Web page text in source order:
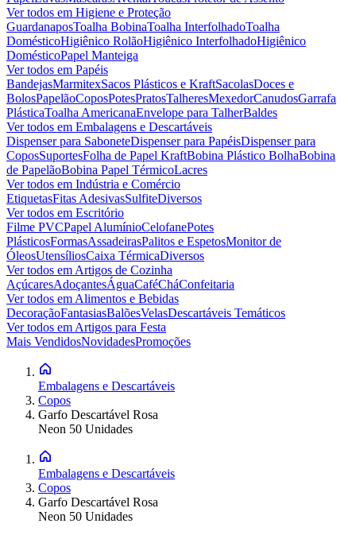
Ver todos em Higiene e Proteção
GuardanaposToalha BobinaToalha InterfolhadoToalha
DomésticoHigiênico RolãoHigiênico InterfolhadoHigiênico
DomésticoPapel Manteiga
Ver todos em Papéis
BandejasMarmitexSacos Plásticos e KraftSacolasDoces e
BolosPapelãoCoposPotesPratosTalheresMexedorCanudosGarrafa
PlásticaToalha AmericanaEnvelope para TalherBaldes
Ver todos em Embalagens e Descartáveis
Dispenser para SaboneteDispenser para PapéisDispenser para
CoposSuportesFolha de Papel KraftBobina Plástico BolhaBobina
de PapelãoBobina Papel TérmicoLacres
Ver todos em Indústria e Comércio
EtiquetasFitas AdesivasSulfiteDiversos
Ver todos em Escritório
Filme PVCPapel AlumínioCelofanePotes
PlásticosFormasAssadeirasPalitos e EspetosMonitor de
ÓleosUtensíliosCaixa TérmicaDiversos
Ver todos em Artigos de Cozinha
AçúcaresAdoçantesÁguaCaféCháConfeitaria
Ver todos em Alimentos e Bebidas
DecoraçãoFantasiasBalõesVelasDescartáveis Temáticos
Ver todos em Artigos para Festa
Mais VendidosNovidadesPromoções
Embalagens e Descartáveis
Copos
Garfo Descartável Rosa
Neon 50 Unidades
Embalagens e Descartáveis
Copos
Garfo Descartável Rosa
Neon 50 Unidades